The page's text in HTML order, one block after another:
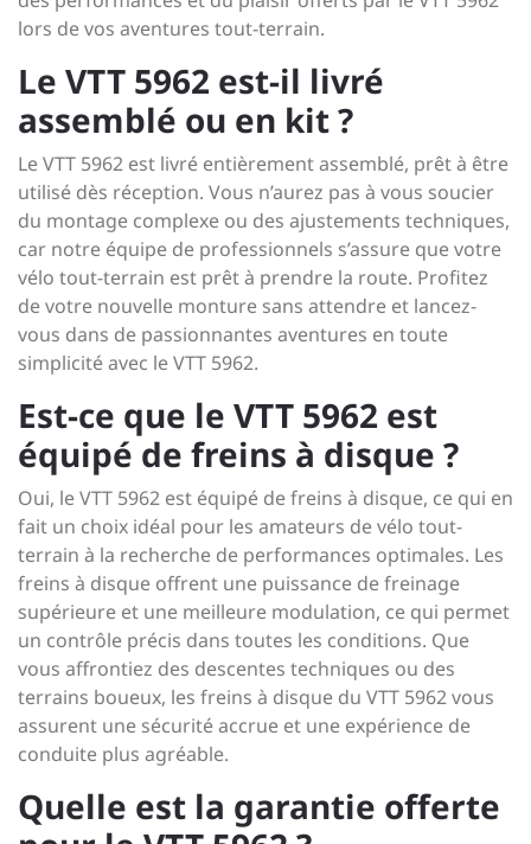
lors de vos aventures tout-terrain.
Le VTT 5962 est-il livré
assemblé ou en kit ?
Le VTT 5962 est livré entièrement assemblé, prêt à être
utilisé dès réception. Vous n’aurez pas à vous soucier
du montage complexe ou des ajustements techniques,
car notre équipe de professionnels s’assure que votre
vélo tout-terrain est prêt à prendre la route. Profitez
de votre nouvelle monture sans attendre et lancez-
vous dans de passionnantes aventures en toute
simplicité avec le VTT 5962.
Est-ce que le VTT 5962 est
équipé de freins à disque ?
Oui, le VTT 5962 est équipé de freins à disque, ce qui en
fait un choix idéal pour les amateurs de vélo tout-
terrain à la recherche de performances optimales. Les
freins à disque offrent une puissance de freinage
supérieure et une meilleure modulation, ce qui permet
un contrôle précis dans toutes les conditions. Que
vous affrontiez des descentes techniques ou des
terrains boueux, les freins à disque du VTT 5962 vous
assurent une sécurité accrue et une expérience de
conduite plus agréable.
Quelle est la garantie offerte